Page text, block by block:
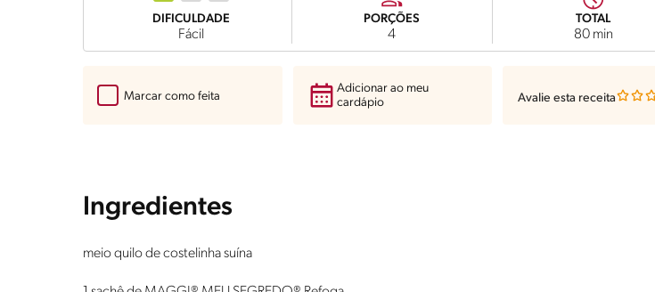
DIFICULDADE
Fácil
PORÇÕES
4
TOTAL
80 min
Marcar como feita
Adicionar ao meu
cardápio
Avalie esta receita
Ingredientes
meio quilo de costelinha suína